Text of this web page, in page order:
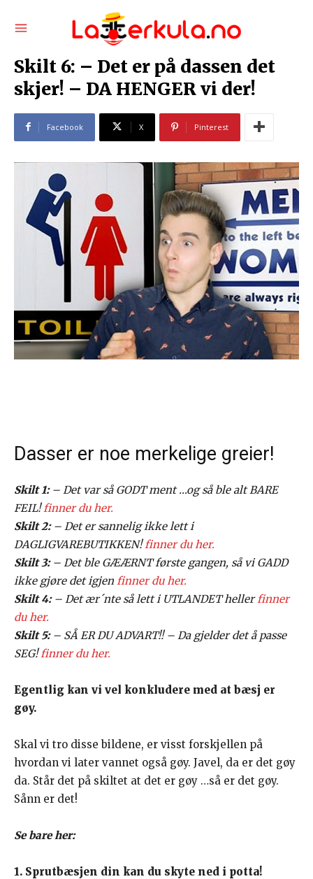
Skilt 6: – Det er på dassen det
skjer! – DA HENGER vi der!
Facebook X Pinterest
Dasser er noe merkelige greier!
Skilt 1:– Det var så GODT ment …og så ble alt BARE
FEIL! finner du her.
Skilt 2:– Det er sannelig ikke lett i
DAGLIGVAREBUTIKKEN! finner du her.
Skilt 3: – Det ble GÆÆRNT første gangen, så vi GADD
ikke gjøre det igjen finner du her.
Skilt 4:– Det ær´nte så lett i UTLANDET heller finner
du her.
Skilt 5: – SÅ ER DU ADVART!! – Da gjelder det å passe
SEG! finner du her.
Egentlig kan vi vel konkludere med at bæsj er
gøy.
Skal vi tro disse bildene, er visst forskjellen på
hvordan vi later vannet også gøy. Javel, da er det gøy
da. Står det på skiltet at det er gøy …så er det gøy.
Sånn er det!
Se bare her:
1. Sprutbæsjen din kan du skyte ned i potta!